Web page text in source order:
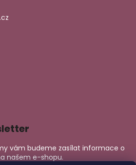
vám budeme zasílat informace o
našem e-shopu.